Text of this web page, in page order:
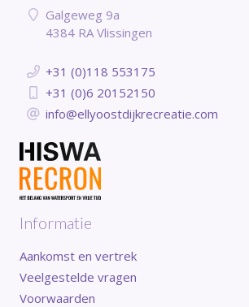
Galgeweg 9a
4384 RA Vlissingen
+31 (0)118 553175
+31 (0)6 20152150
info@ellyoostdijkrecreatie.com
Informatie
Aankomst en vertrek
Veelgestelde vragen
Voorwaarden